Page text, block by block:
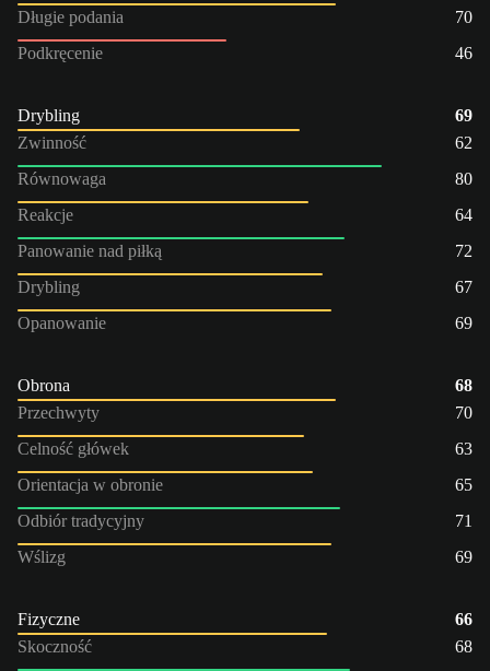
Długie podania
70
Podkręcenie
46
Drybling
69
Zwinność
62
Równowaga
80
Reakcje
64
Panowanie nad piłką
72
Drybling
67
Opanowanie
69
Obrona
68
Przechwyty
70
Celność główek
63
Orientacja w obronie
65
Odbiór tradycyjny
71
Wślizg
69
Fizyczne
66
Skoczność
68